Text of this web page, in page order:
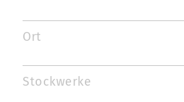
Ort
Stockwerke